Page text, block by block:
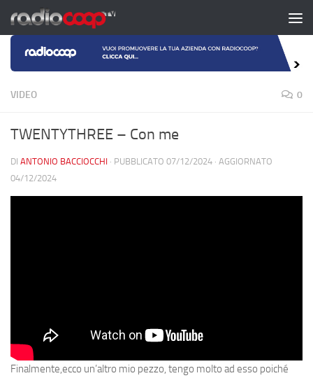
Salta al contenuto
VIDEO 0
TWENTYTHREE – Con me
DI ANTONIO BACCIOCCHI · PUBBLICATO 07/12/2024 · AGGIORNATO
04/12/2024
Finalmente,ecco un’altro mio pezzo, tengo molto ad esso poiché